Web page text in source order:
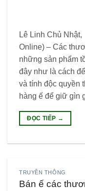
Lê Linh Chủ
Online) – Các
những sản phẩm
đây như là cách
và tính độc quyền
hàng ế để giữ gìn
ĐỌC TIẾP →
TRUYỀN THÔNG
Bán ế các